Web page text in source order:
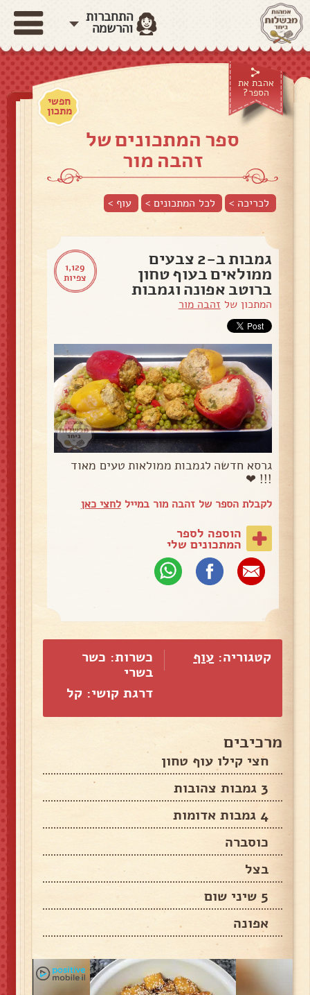
התחברות
והרשמה
אהבת את
הספר?
חפשי
מתכון
ספר המתכונים של
זהבה מור
לכריכה > לכל המתכונים > עוף >
1,129
צפיות
גמבות ב-2 צבעים
ממולאים בעוף טחון
ברוטב אפונה וגמבות
המתכון של זהבה מור
גרסא חדשה לגמבות ממולאות טעים מאוד
!!! ❤
לקבלת הספר של זהבה מור במייללחצי כאן
הוספה לספר
המתכונים שלי
קטגוריה: עוף
כשרות: כשר
בשרי
דרגת קושי: קל
מרכיבים
חצי קילו עוף טחון
3 גמבות צהובות
4 גמבות אדומות
כוסברה
בצל
5 שיני שום
אפונה